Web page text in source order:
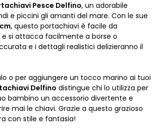
Pesce Delfino, un adorabile
e piccini gli amanti del mare. Con le sue
, questo portachiavi è facile da
si attacca facilmente a borse o
e i dettagli realistici delizieranno il
o per aggiungere un tocco marino ai tuoi
Delfino distingue chi lo utilizza per
bambino un accessorio divertente e
mai le chiavi. Grazie a questo grazioso
con stile e fantasia!